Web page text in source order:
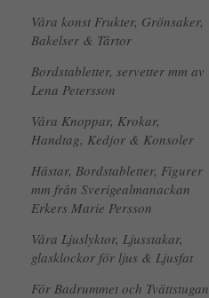
Våra konst Frukter, Grönsaker,
Bakelser & Tårtor
Bordstabletter, servetter mm av
Lena Petersson
Våra Knoppar, Krokar,
Handtag, Kedjor & Konsoler
Hästar, Bordstabletter, Figurer
mm från Sverigealmanackan
Erkers Marie Persson
Våra Ljuslyktor, Ljusstakar,
glasklockor för ljus & Ljusfat
För Badrummet och Tvättstugan